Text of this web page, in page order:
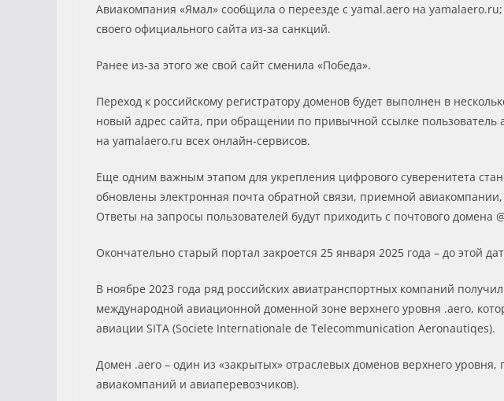
Авиакомпания «Ямал» сообщила о переезде с yamal.aero на
своего официального сайта из-за санкций.
Ранее из-за этого же свой сайт сменила «Победа».
Переход к российскому регистратору доменов будет выполнен в
новый адрес сайта, при обращении по привычной ссылке
на yamalaero.ru всех онлайн-сервисов.
Еще одним важным этапом для укрепления цифрового суверенитета
обновлены электронная почта обратной связи, приемной
Ответы на запросы пользователей будут приходить с почтового домена
Окончательно старый портал закроется 25 января 2025 года – до этой
В ноябре 2023 года ряд российских авиатранспортных компаний
международной авиационной доменной зоне верхнего уровня .aero,
авиации SITA (Societe Internationale de Telecommunication Aeronautiqes).
Домен .aero – один из «закрытых» отраслевых доменов верхнего
авиакомпаний и авиаперевозчиков).